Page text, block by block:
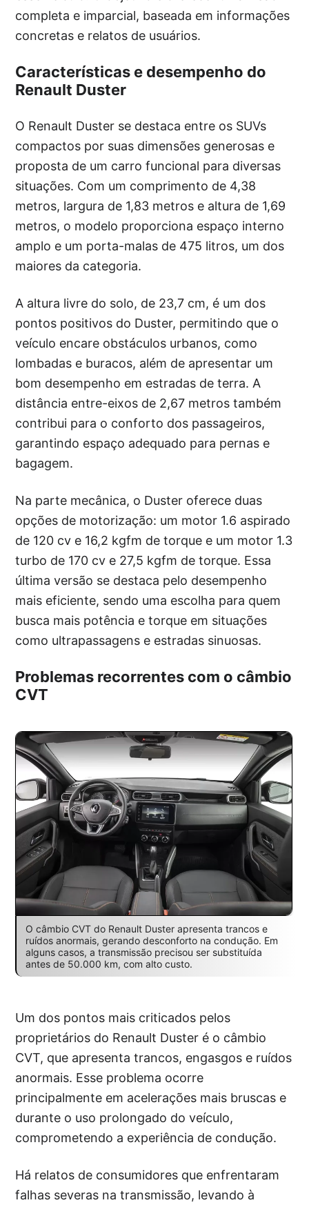
completa e imparcial, baseada em informações
concretas e relatos de usuários.
Características e desempenho do
Renault Duster
O Renault Duster se destaca entre os SUVs
compactos por suas dimensões generosas e
proposta de um carro funcional para diversas
situações. Com um comprimento de 4,38
metros, largura de 1,83 metros e altura de 1,69
metros, o modelo proporciona espaço interno
amplo e um porta-malas de 475 litros, um dos
maiores da categoria.
A altura livre do solo, de 23,7 cm, é um dos
pontos positivos do Duster, permitindo que o
veículo encare obstáculos urbanos, como
lombadas e buracos, além de apresentar um
bom desempenho em estradas de terra. A
distância entre-eixos de 2,67 metros também
contribui para o conforto dos passageiros,
garantindo espaço adequado para pernas e
bagagem.
Na parte mecânica, o Duster oferece duas
opções de motorização: um motor 1.6 aspirado
de 120 cv e 16,2 kgfm de torque e um motor 1.3
turbo de 170 cv e 27,5 kgfm de torque. Essa
última versão se destaca pelo desempenho
mais eficiente, sendo uma escolha para quem
busca mais potência e torque em situações
como ultrapassagens e estradas sinuosas.
Problemas recorrentes com o câmbio
CVT
O câmbio CVT do Renault Duster apresenta trancos e
ruídos anormais, gerando desconforto na condução. Em
alguns casos, a transmissão precisou ser substituída
antes de 50.000 km, com alto custo.
Um dos pontos mais criticados pelos
proprietários do Renault Duster é o câmbio
CVT, que apresenta trancos, engasgos e ruídos
anormais. Esse problema ocorre
principalmente em acelerações mais bruscas e
durante o uso prolongado do veículo,
comprometendo a experiência de condução.
Há relatos de consumidores que enfrentaram
falhas severas na transmissão, levando à